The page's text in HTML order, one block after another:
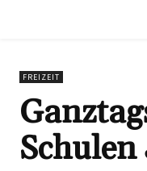
FREIZEIT